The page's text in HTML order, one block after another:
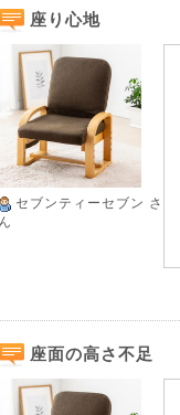
座り心地
セブンティーセブン さ
ん
座面の高さ不足